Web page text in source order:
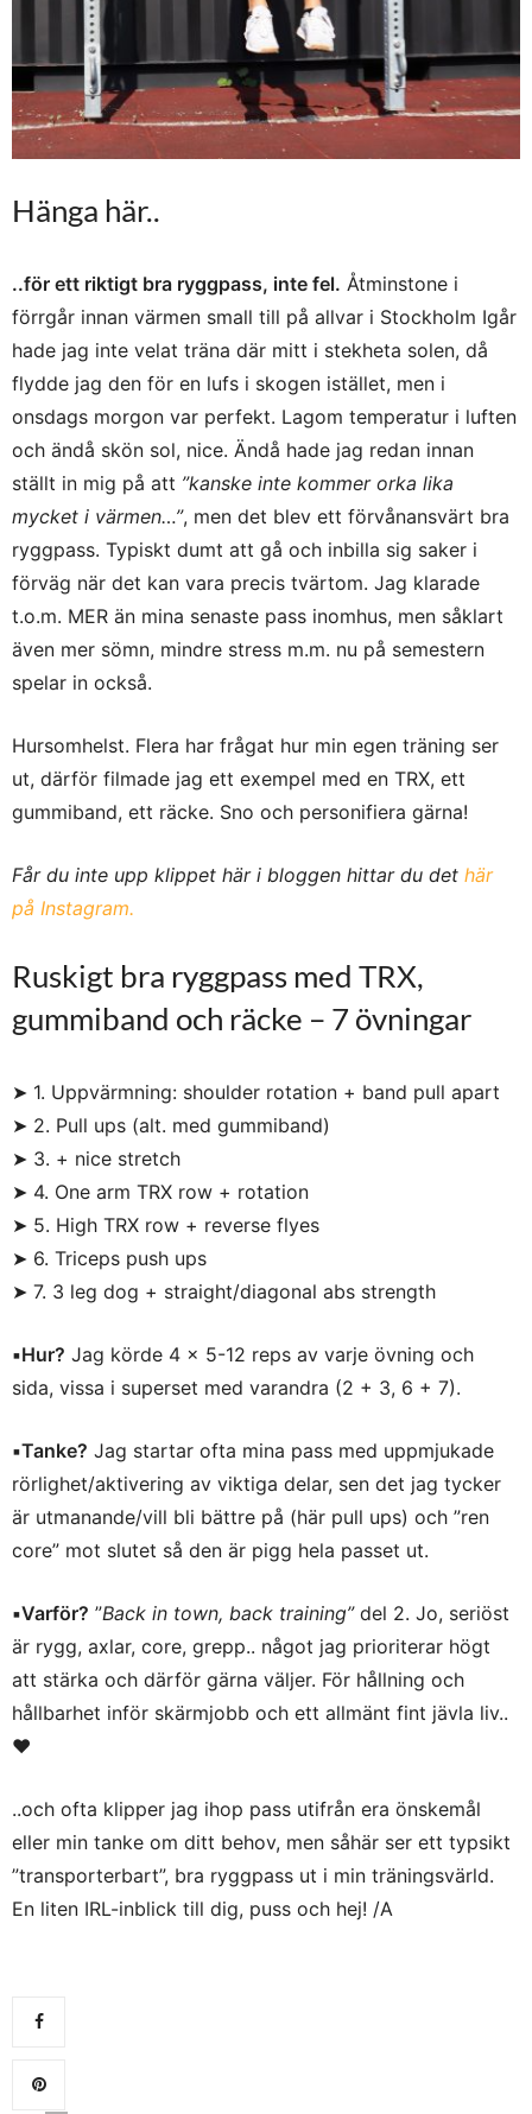
Hänga här..
..för ett riktigt bra ryggpass, inte fel. Åtminstone i
förrgår innan värmen small till på allvar i Stockholm Igår
hade jag inte velat träna där mitt i stekheta solen, då
flydde jag den för en lufs i skogen istället, men i
onsdags morgon var perfekt. Lagom temperatur i luften
och ändå skön sol, nice. Ändå hade jag redan innan
ställt in mig på att ”kanske inte kommer orka lika
mycket i värmen…”, men det blev ett förvånansvärt bra
ryggpass. Typiskt dumt att gå och inbilla sig saker i
förväg när det kan vara precis tvärtom. Jag klarade
t.o.m. MER än mina senaste pass inomhus, men såklart
även mer sömn, mindre stress m.m. nu på semestern
spelar in också.
Hursomhelst. Flera har frågat hur min egen träning ser
ut, därför filmade jag ett exempel med en TRX, ett
gummiband, ett räcke. Sno och personifiera gärna!
Får du inte upp klippet här i bloggen hittar du det här
på Instagram.
Ruskigt bra ryggpass med TRX,
gummiband och räcke – 7 övningar
➤ 1. Uppvärmning: shoulder rotation + band pull apart
➤ 2. Pull ups (alt. med gummiband)
➤ 3. + nice stretch
➤ 4. One arm TRX row + rotation
➤ 5. High TRX row + reverse flyes
➤ 6. Triceps push ups
➤ 7. 3 leg dog + straight/diagonal abs strength
▪️Hur? Jag körde 4 x 5-12 reps av varje övning och
sida, vissa i superset med varandra (2 + 3, 6 + 7).
▪️Tanke? Jag startar ofta mina pass med uppmjukade
rörlighet/aktivering av viktiga delar, sen det jag tycker
är utmanande/vill bli bättre på (här pull ups) och ”ren
core” mot slutet så den är pigg hela passet ut.
▪️Varför? ”Back in town, back training”del 2. Jo, seriöst
är rygg, axlar, core, grepp.. något jag prioriterar högt
att stärka och därför gärna väljer. För hållning och
hållbarhet inför skärmjobb och ett allmänt fint jävla liv..
♥️
..och ofta klipper jag ihop pass utifrån era önskemål
eller min tanke om ditt behov, men såhär ser ett typsikt
”transporterbart”, bra ryggpass ut i min träningsvärld.
En liten IRL-inblick till dig, puss och hej! /A